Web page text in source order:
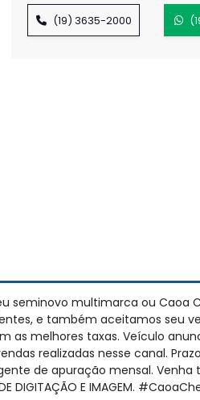
(19) 3635-2000
seminovo multimarca ou Caoa
e também aceitamos seu
as melhores taxas. Veículo
realizadas nesse canal.
de apuração mensal.
DIGITAÇÃO E IMAGEM.